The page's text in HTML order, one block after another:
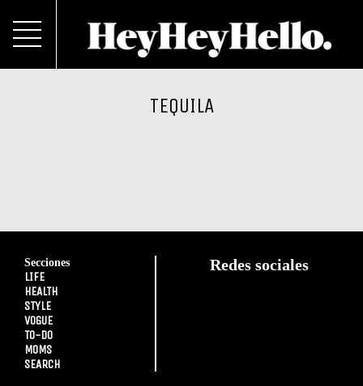
TEQUILA
Secciones
LIFE
HEALTH
STYLE
VOGUE
TO-DO
MOMS
SEARCH
Redes sociales